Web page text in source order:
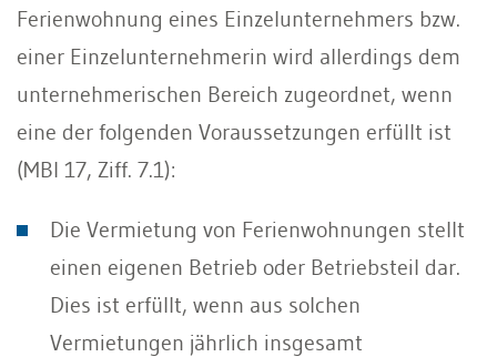
Ferienwohnung eines Einzelunternehmers bzw.
einer Einzelunternehmerin wird allerdings dem
unternehmerischen Bereich zugeordnet, wenn
eine der folgenden Voraussetzungen erfüllt ist
(MBI 17, Ziff. 7.1):
Die Vermietung von Ferienwohnungen stellt
einen eigenen Betrieb oder Betriebsteil dar.
Dies ist erfüllt, wenn aus solchen
Vermietungen jährlich insgesamt